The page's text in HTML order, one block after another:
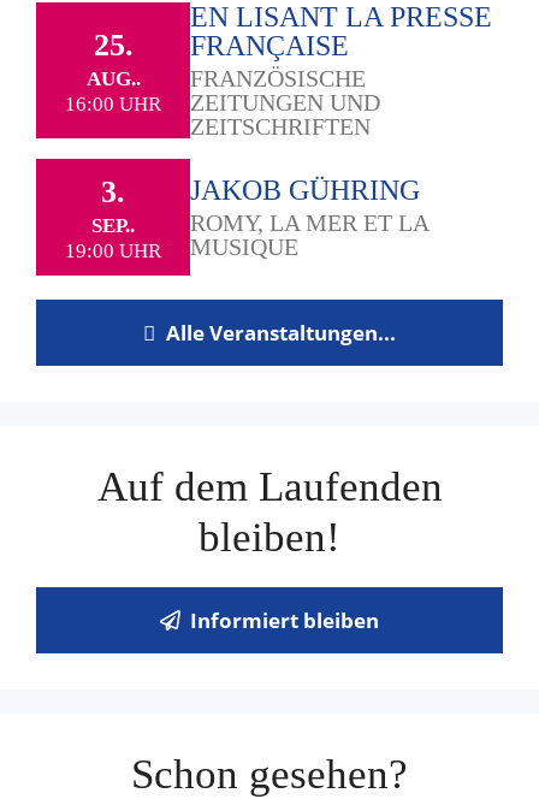
25.
AUG..
16:00 UHR
EN LISANT LA PRESSE
FRANÇAISE
FRANZÖSISCHE
ZEITUNGEN UND
ZEITSCHRIFTEN
3.
SEP..
19:00 UHR
JAKOB GÜHRING
ROMY, LA MER ET LA
MUSIQUE
Alle Veranstaltungen...
Auf dem Laufenden
bleiben!
Informiert bleiben
Schon gesehen?